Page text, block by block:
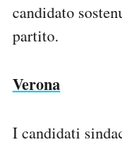
candidato
partito.
Verona
I candidati